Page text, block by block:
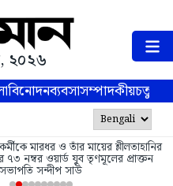
২০২৬
বিনোদনব্যবসাসম্পাদকীয়
মারধর ও তাঁর মায়ের শ্লীলতাহানির
৭৩ নম্বর ওয়ার্ড যুব তৃণমূলের প্রাক্তন
সভাপতি সন্দীপ সাউ